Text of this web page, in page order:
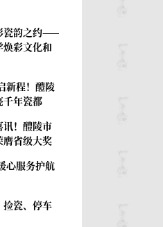
瓷韵之约——
彩文化和
新程！醴陵
千年瓷都
讯！醴陵市
膺省级大奖
心服务护航
捡瓷、停车